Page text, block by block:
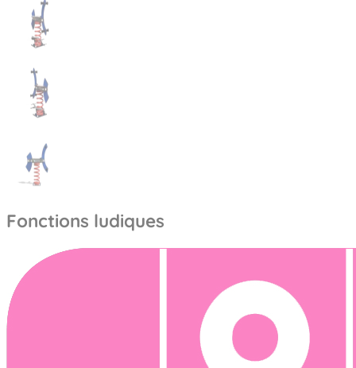
Fonctions ludiques